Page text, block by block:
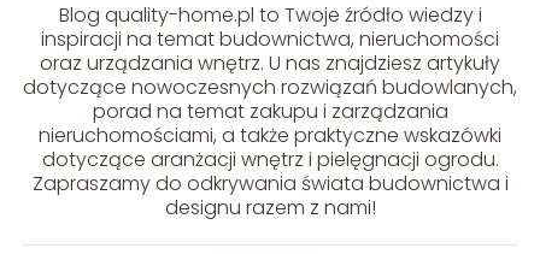
Blog quality-home.pl to Twoje źródło wiedzy i
inspiracji na temat budownictwa, nieruchomości
oraz urządzania wnętrz. U nas znajdziesz artykuły
dotyczące nowoczesnych rozwiązań budowlanych,
porad na temat zakupu i zarządzania
nieruchomościami, a także praktyczne wskazówki
dotyczące aranżacji wnętrz i pielęgnacji ogrodu.
Zapraszamy do odkrywania świata budownictwa i
designu razem z nami!